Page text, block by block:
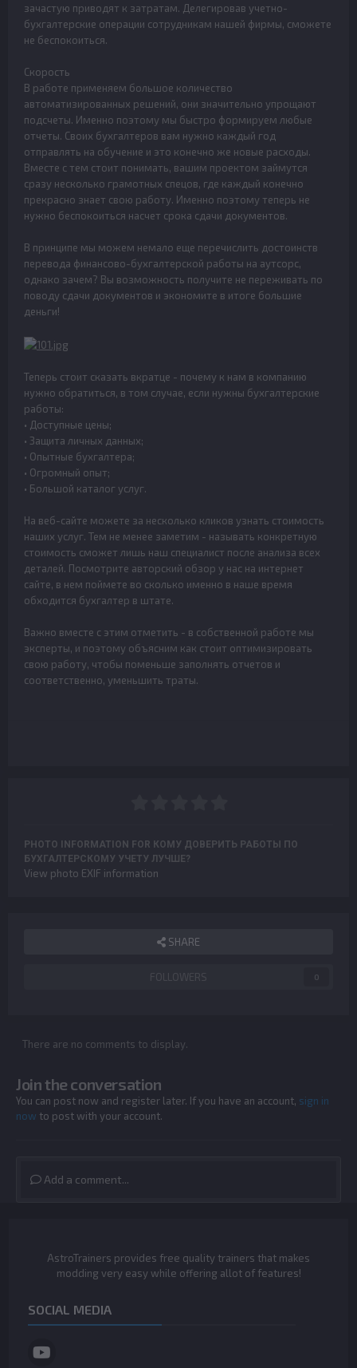
зачастую приводят к затратам. Делегировав учетно-
бухгалтерские операции сотрудникам нашей фирмы, сможете
не беспокоиться.
Скорость
В работе применяем большое количество
автоматизированных решений, они значительно упрощают
подсчеты. Именно поэтому мы быстро формируем любые
отчеты. Своих бухгалтеров вам нужно каждый год
отправлять на обучение и это конечно же новые расходы.
Вместе с тем стоит понимать, вашим проектом займутся
сразу несколько грамотных спецов, где каждый конечно
прекрасно знает свою работу. Именно поэтому теперь не
нужно беспокоиться насчет срока сдачи документов.
В принципе мы можем немало еще перечислить достоинств
перевода финансово-бухгалтерской работы на аутсорс,
однако зачем? Вы возможность получите не переживать по
поводу сдачи документов и экономите в итоге большие
деньги!
Теперь стоит сказать вкратце - почему к нам в компанию
нужно обратиться, в том случае, если нужны бухгалтерские
работы:
• Доступные цены;
• Защита личных данных;
• Опытные бухгалтера;
• Огромный опыт;
• Большой каталог услуг.
На веб-сайте можете за несколько кликов узнать стоимость
наших услуг. Тем не менее заметим - называть конкретную
стоимость сможет лишь наш специалист после анализа всех
деталей. Посмотрите авторский обзор у нас на интернет
сайте, в нем поймете во сколько именно в наше время
обходится бухгалтер в штате.
Важно вместе с этим отметить - в собственной работе мы
эксперты, и поэтому объясним как стоит оптимизировать
свою работу, чтобы поменьше заполнять отчетов и
соответственно, уменьшить траты.
PHOTO INFORMATION FOR КОМУ ДОВЕРИТЬ РАБОТЫ ПО
БУХГАЛТЕРСКОМУ УЧЕТУ ЛУЧШЕ?
View photo EXIF information
SHARE
FOLLOWERS 0
There are no comments to display.
Join the conversation
You can post now and register later. If you have an account, sign in
now to post with your account.
Add a comment...
AstroTrainers provides free quality trainers that makes
modding very easy while offering allot of features!
SOCIAL MEDIA